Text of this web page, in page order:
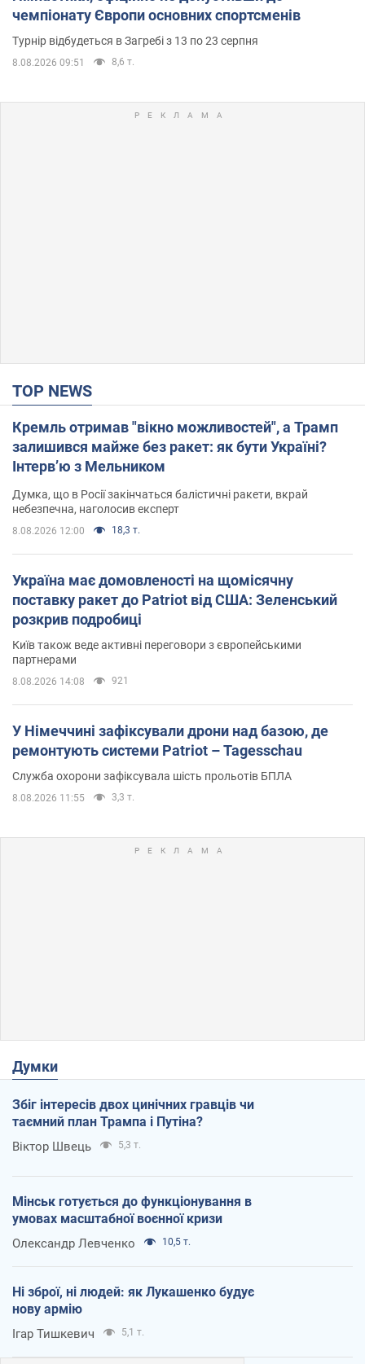
чемпіонату Європи основних спортсменів
Турнір відбудеться в Загребі з 13 по 23 серпня
8.08.2026 09:51 8,6 т.
TOP NEWS
Кремль отримав "вікно можливостей", а Трамп
залишився майже без ракет: як бути Україні?
Інтерв’ю з Мельником
Думка, що в Росії закінчаться балістичні ракети, вкрай
небезпечна, наголосив експерт
8.08.2026 12:00 18,3 т.
Україна має домовленості на щомісячну
поставку ракет до Patriot від США: Зеленський
розкрив подробиці
Київ також веде активні переговори з європейськими
партнерами
8.08.2026 14:08 921
У Німеччині зафіксували дрони над базою, де
ремонтують системи Patriot – Tagesschau
Служба охорони зафіксувала шість прольотів БПЛА
8.08.2026 11:55 3,3 т.
Думки
Збіг інтересів двох цинічних гравців чи
таємний план Трампа і Путіна?
Віктор Швець 5,3 т.
Мінськ готується до функціонування в
умовах масштабної воєнної кризи
Олександр Левченко 10,5 т.
Ні зброї, ні людей: як Лукашенко будує
нову армію
Ігар Тишкевич 5,1 т.